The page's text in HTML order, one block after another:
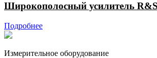
Широкополосный усилитель
Подробнее
Измерительное оборудование